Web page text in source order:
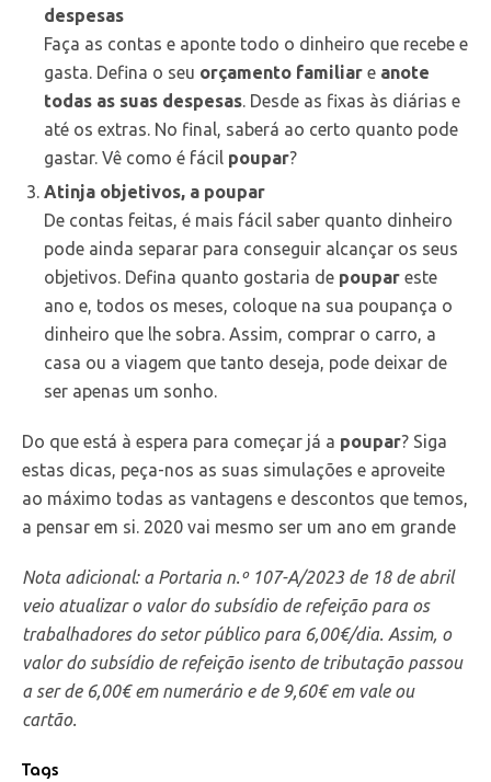
despesas
Faça as contas e aponte todo o dinheiro que recebe e
gasta. Defina o seu orçamento familiar e anote
todas as suas despesas . Desde as fixas às diárias e
até os extras. No final, saberá ao certo quanto pode
gastar. Vê como é fácil poupar?
Atinja objetivos, a poupar
De contas feitas, é mais fácil saber quanto dinheiro
pode ainda separar para conseguir alcançar os seus
objetivos. Defina quanto gostaria de poupar este
ano e, todos os meses, coloque na sua poupança o
dinheiro que lhe sobra. Assim, comprar o carro, a
casa ou a viagem que tanto deseja, pode deixar de
ser apenas um sonho.
Do que está à espera para começar já a poupar? Siga
estas dicas, peça-nos as suas simulações e aproveite
ao máximo todas as vantagens e descontos que temos,
a pensar em si. 2020 vai mesmo ser um ano em grande
Nota adicional: a Portaria n.º 107-A/2023 de 18 de abril
veio atualizar o valor do subsídio de refeição para os
trabalhadores do setor público para 6,00€/dia. Assim, o
valor do subsídio de refeição isento de tributação passou
a ser de 6,00€ em numerário e de 9,60€ em vale ou
cartão.
Tags